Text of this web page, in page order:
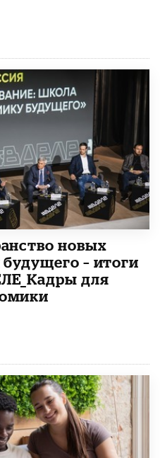
новых
– итоги
для